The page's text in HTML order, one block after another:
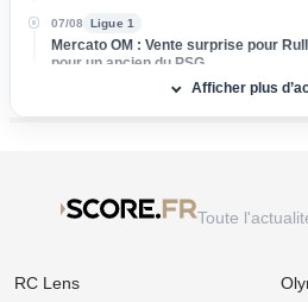
07/08 Ligue 1
Mercato OM : Vente surprise pour
pour un ancien du PSG
07/08
Afficher plus
Toute
RC Lens